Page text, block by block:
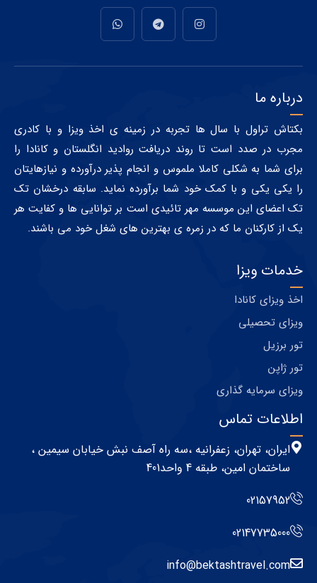
درباره ما
بکتاش تراول با سال ها تجربه در زمینه ی اخذ ویزا و با کادری
مجرب در صدد است تا روند دریافت روادید انگلستان و کانادا را
برای شما به شکلی کاملا ملموس و انجام پذیر درآورده و نیازهایتان
را یکی یکی و با کمک خود شما برآورده نماید. سابقه درخشان تک
تک اعضای این موسسه مهر تائیدی است بر توانایی ها و کفایت هر
یک از کارکنان ما که در زمره ی بهترین های شغل خود می باشند.
خدمات ویزا
اخذ ویزای کانادا
ویزای تحصیلی
تور برزیل
تور ژاپن
ویزای سرمایه گذاری
اطلاعات تماس
ایران، تهران، زعفرانیه ،سه راه آصف نبش خیابان سیمین ،
ساختمان امین، طبقه 4 واحد401
02157952
02147735000
info@bektashtravel.com